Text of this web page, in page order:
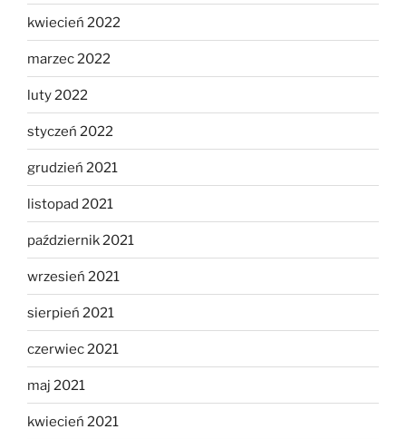
kwiecień 2022
marzec 2022
luty 2022
styczeń 2022
grudzień 2021
listopad 2021
październik 2021
wrzesień 2021
sierpień 2021
czerwiec 2021
maj 2021
kwiecień 2021